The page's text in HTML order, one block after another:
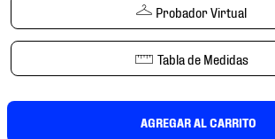
Probador Virtual
Tabla de Medidas
AGREGAR AL CARRITO